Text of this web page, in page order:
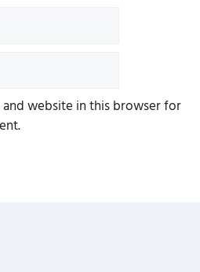
and website in this browser for